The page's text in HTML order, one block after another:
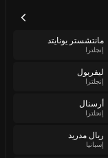
مانتشستر يونايتد
إنجلترا
ليفربول
إنجلترا
أرسنال
إنجلترا
ريال مدريد
إسبانيا